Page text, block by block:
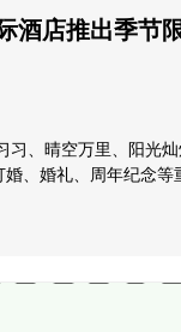
酒店推出季节
习、晴空万里、阳光
、婚礼、周年纪念等